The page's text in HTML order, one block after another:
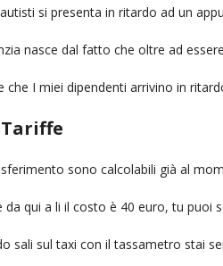
si presenta in ritardo ad un
nasce dal fatto che oltre ad
che I miei dipendenti arrivino in
Tariffe
sono calcolabili già al
da qui a li il costo è 40 euro, tu puoi
sali sul taxi con il tassametro stai